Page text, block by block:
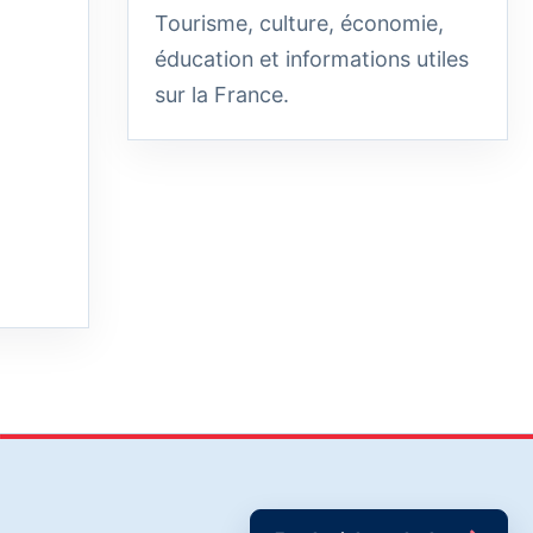
Tourisme, culture, économie,
éducation et informations utiles
sur la France.